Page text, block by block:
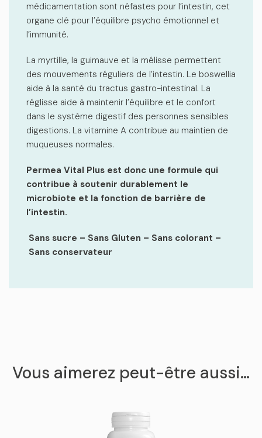
médicamentation sont néfastes pour l’intestin, cet
organe clé pour l’équilibre psycho émotionnel et
l’immunité.
La myrtille, la guimauve et la mélisse permettent
des mouvements réguliers de l’intestin. Le boswellia
aide à la santé du tractus gastro-intestinal. La
réglisse aide à maintenir l’équilibre et le confort
dans le système digestif des personnes sensibles
digestions. La vitamine A contribue au maintien de
muqueuses normales.
Permea Vital Plus est donc une formule qui
contribue à soutenir durablement le
microbiote et la fonction de barrière de
l’intestin.
Sans sucre – Sans Gluten – Sans colorant –
Sans conservateur
Vous aimerez peut-être aussi…